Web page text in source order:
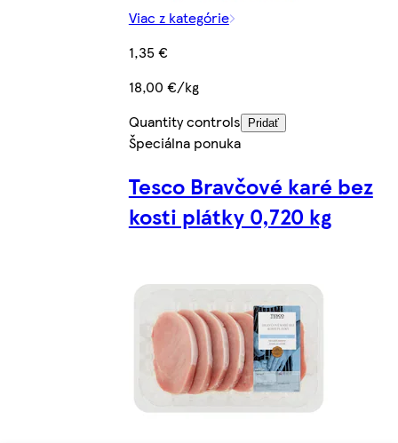
Viac z kategórie
1,35 €
18,00 €/kg
Quantity controls
Pridať
Špeciálna ponuka
Tesco Bravčové karé bez
kosti plátky 0,720 kg